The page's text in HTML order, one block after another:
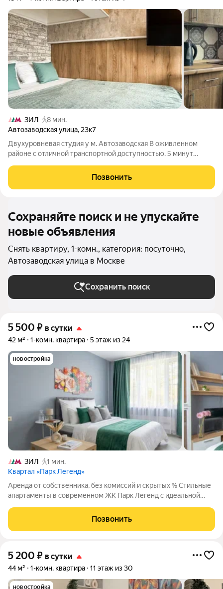
ЗИЛ
8 мин.
Автозаводская улица, 23к7
Двухуровневая студия у м. Автозаводская В оживленном
районе с отличной транспортной доступностью. 5 минут
вокзала, до центра 10 минут на метро. Рядом ТТК для
автомобилистов. Есть вся городская
Позвонить
Сохраняйте поиск и не упускайте
новые объявления
Снять квартиру, 1-комн., категория: посуточно,
Автозаводская улица в Москве
Сохранить поиск
5 500 ₽ в сутки
42 м² 1-комн. квартира 5 этаж из 24
новостройка
ЗИЛ
1 мин.
Квартал «Парк Легенд»
Аренда от собственника, без комиссий и скрытых % Стильные
апартаменты в современном ЖК Парк Легенд с идеальной
Бесконтактное заселение 24/7 После бронирования мы
отправим подробную инструкцию
Позвонить
5 200 ₽ в сутки
44 м² 1-комн. квартира 11 этаж из 30
новостройка